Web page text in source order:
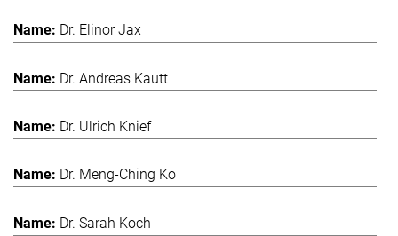
Dr. Elinor Jax
Dr. Andreas Kautt
Dr. Ulrich Knief
Dr. Meng-Ching Ko
Dr. Sarah Koch